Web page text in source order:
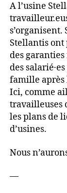
A l’usine
s’organisent.
Stellantis ont
des garanties
des
famille après
Ici, comme
travailleuses
les plans de
d’usines.
Nous
—